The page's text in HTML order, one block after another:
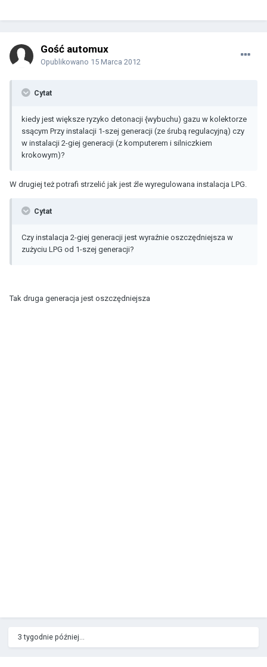
Gość automux
Opublikowano 15 Marca 2012
Cytat
kiedy jest większe ryzyko detonacji {wybuchu) gazu w kolektorze
ssącym Przy instalacji 1-szej generacji (ze śrubą regulacyjną) czy
w instalacji 2-giej generacji (z komputerem i silniczkiem
krokowym)?
W drugiej też potrafi strzelić jak jest źle wyregulowana instalacja LPG.
Cytat
Czy instalacja 2-giej generacji jest wyraźnie oszczędniejsza w
zużyciu LPG od 1-szej generacji?
Tak druga generacja jest oszczędniejsza
3 tygodnie później...